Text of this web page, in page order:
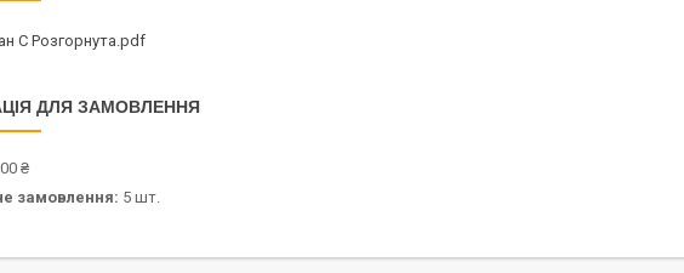
С Розгорнута.pdf
ДЛЯ ЗАМОВЛЕННЯ
₴
замовлення: 5 шт.